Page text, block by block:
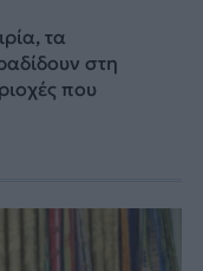
τα
στη
που